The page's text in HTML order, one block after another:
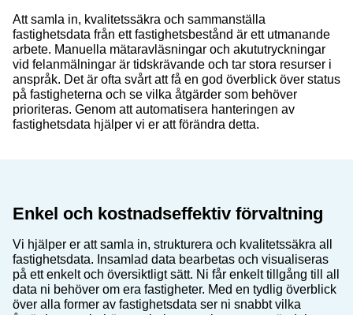
Att samla in, kvalitetssäkra och sammanställa
fastighetsdata från ett fastighetsbestånd är ett utmanande
arbete. Manuella mätaravläsningar och akututryckningar
vid felanmälningar är tidskrävande och tar stora resurser i
anspråk. Det är ofta svårt att få en god överblick över status
på fastigheterna och se vilka åtgärder som behöver
prioriteras. Genom att automatisera hanteringen av
fastighetsdata hjälper vi er att förändra detta.
Enkel och kostnadseffektiv förvaltning
Vi hjälper er att samla in, strukturera och kvalitetssäkra all
fastighetsdata. Insamlad data bearbetas och visualiseras
på ett enkelt och översiktligt sätt. Ni får enkelt tillgång till all
data ni behöver om era fastigheter. Med en tydlig överblick
över alla former av fastighetsdata ser ni snabbt vilka